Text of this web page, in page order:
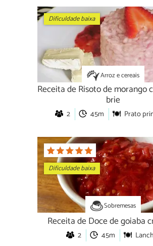
Dificuldade baixa
Arroz e cereais
Receita de Risoto de morango
brie
2 45m Prato
Dificuldade baixa
Sobremesas
Receita de Doce de goiaba
2 45m